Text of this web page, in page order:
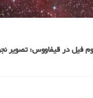
فیل در قیفاووس: تصویر